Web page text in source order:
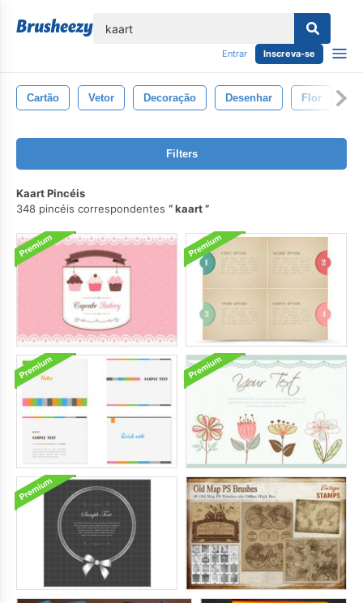
Entrar Inscreva-se
Cartão Vetor Decoração Desenhar Flor
Filters
Kaart Pincéis
348 pincéis correspondentes
kaart